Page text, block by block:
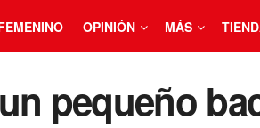
OPINIÓN MÁS
pequeño